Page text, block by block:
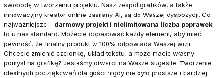
swobodę w tworzeniu projektu. Nasz zespół grafików, a także
innowacyjny kreator online zasilany AI, są do Waszej dyspozycji. Co
najważniejsze – darmowy projekt i nielimitowana liczba poprawek
to u nas standard. Możecie dopasować każdy element, aby mieć
pewność, że finalny produkt w 100% odpowiada Waszej wizji.
Chcecie zmienić czcionkę, układ tekstu, a może macie własny
pomysł na grafikę? Jesteśmy otwarci na Wasze sugestie. Tworzenie
idealnych podziękowań dla gości nigdy nie było prostsze i bardziej